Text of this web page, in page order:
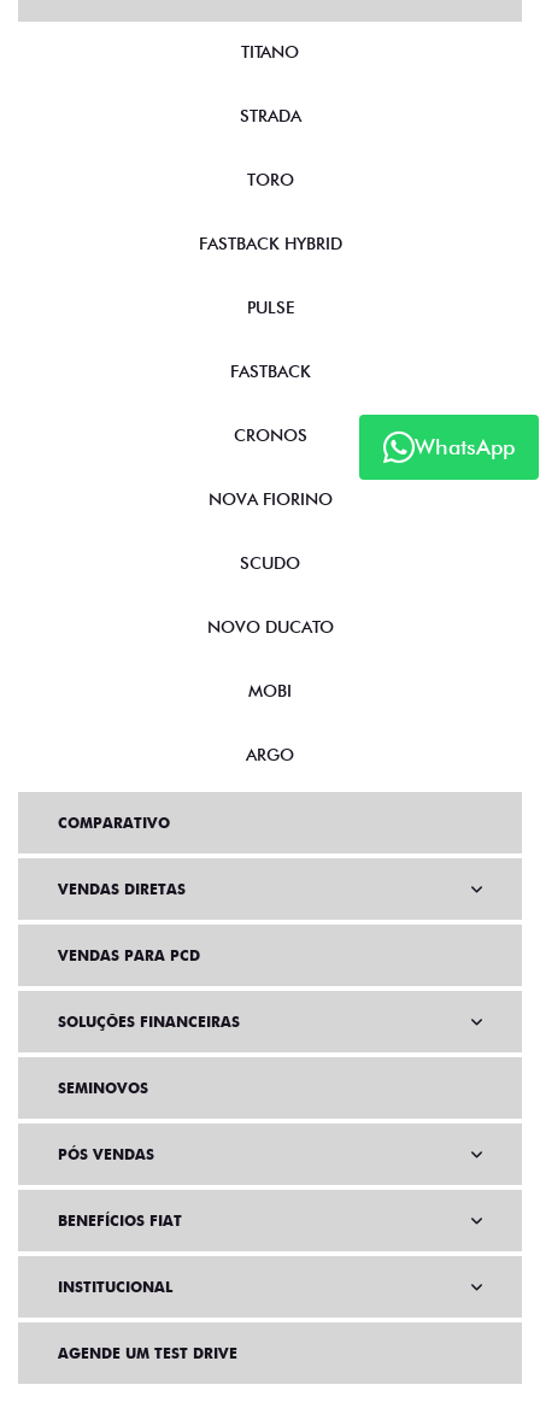
WhatsApp
TITANO
STRADA
TORO
FASTBACK HYBRID
PULSE
FASTBACK
CRONOS
NOVA FIORINO
SCUDO
NOVO DUCATO
MOBI
ARGO
COMPARATIVO
VENDAS DIRETAS
VENDAS PARA PCD
SOLUÇÕES FINANCEIRAS
SEMINOVOS
PÓS VENDAS
BENEFÍCIOS FIAT
INSTITUCIONAL
AGENDE UM TEST DRIVE